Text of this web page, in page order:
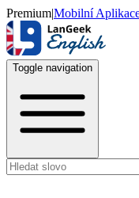
Premium|Mobilní
Toggle navigation